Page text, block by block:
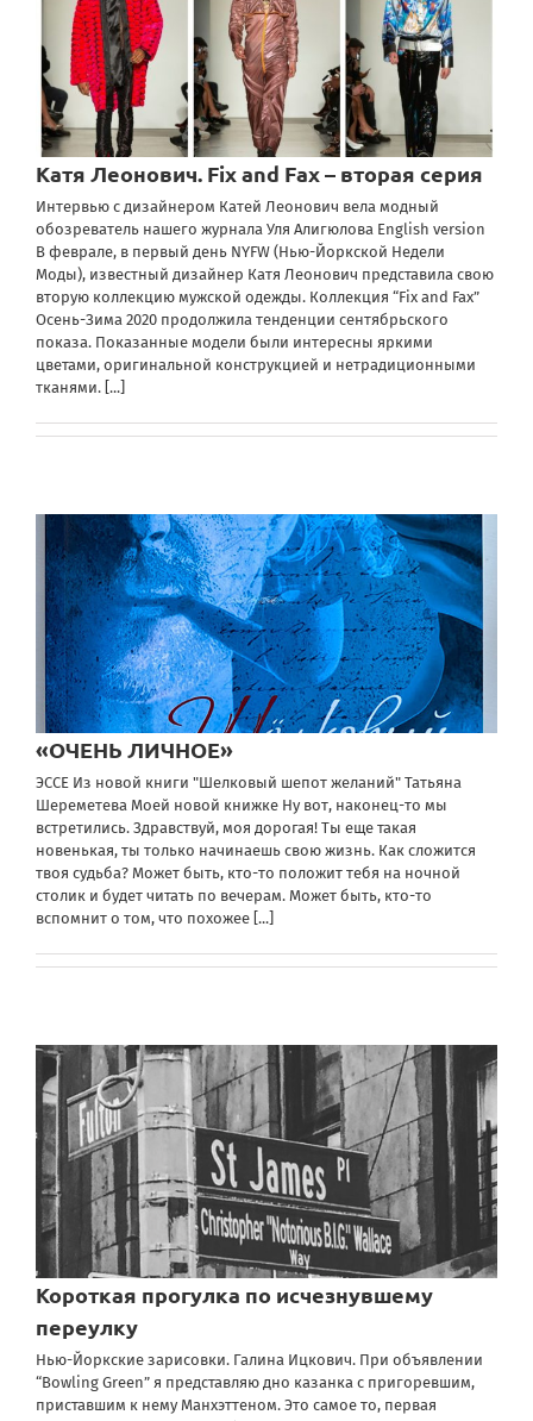
Катя Леонович. Fix and Fax – вторая серия
Интервью с дизайнером Катей Леонович вела модный
обозреватель нашего журнала Уля Алигюлова English version
В феврале, в первый день NYFW (Нью-Йоркской Недели
Моды), известный дизайнер Катя Леонович представила свою
вторую коллекцию мужской одежды. Коллекция “Fix and Fax”
Осень-Зима 2020 продолжила тенденции сентябрьского
показа. Показанные модели были интересны яркими
цветами, оригинальной конструкцией и нетрадиционными
тканями. [...]
«ОЧЕНЬ ЛИЧНОЕ»
ЭССЕ Из новой книги "Шелковый шепот желаний" Татьяна
Шереметева Моей новой книжке Ну вот, наконец-то мы
встретились. Здравствуй, моя дорогая! Ты еще такая
новенькая, ты только начинаешь свою жизнь. Как сложится
твоя судьба? Может быть, кто-то положит тебя на ночной
столик и будет читать по вечерам. Может быть, кто-то
вспомнит о том, что похожее [...]
Короткая прогулка по исчезнувшему
переулку
Нью-Йоркские зарисовки. Галина Ицкович. При объявлении
“Bowling Green” я представляю дно казанка с пригоревшим,
приставшим к нему Манхэттеном. Это самое то, первая